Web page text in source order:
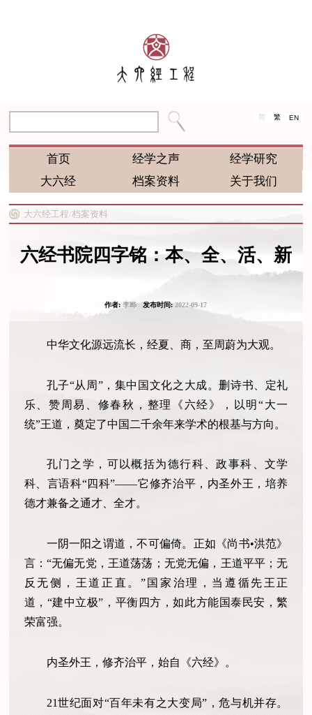
简 繁 EN
首页 经学之声
经学研究
大六经
档案资料 关于我们
大六经工程/档案资料
六经书院四字铭：本、全、活、新
作者:李晔发布时间:2022-09-17
中华文化源远流长，经夏、商，至周蔚为大观。
孔子“从周”，集中国文化之大成。删诗书、定礼
乐、赞周易、修春秋，整理《六经》，以明“大一
统”王道，奠定了中国二千余年来学术的根基与方向。
孔门之学，可以概括为德行科、政事科、文学
科、言语科“四科”——它修齐治平，内圣外王，培养
德才兼备之通才、全才。
一阴一阳之谓道，不可偏倚。正如《尚书•洪范》
言：“无偏无党，王道荡荡；无党无偏，王道平平；无
反无侧，王道正直。”国家治理，当遵循先王正
道，“建中立极”，平衡四方，如此方能国泰民安，繁
荣富强。
内圣外王，修齐治平，始自《六经》。
21世纪面对“百年未有之大变局”，危与机并存。